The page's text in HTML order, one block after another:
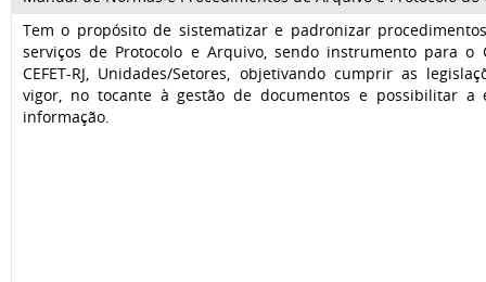
Tem o propósito de sistematizar e padronizar
serviços de Protocolo e Arquivo, sendo instrumento para o
CEFET-RJ, Unidades/Setores, objetivando cumprir as
vigor, no tocante à gestão de documentos e possibilitar a
informação.